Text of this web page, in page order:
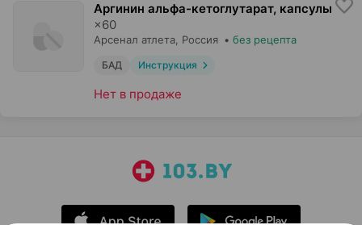
Аргинин альфа-кетоглутарат, капсулы
×60
Арсенал атлета, Россия • без рецепта
БАД Инструкция
Нет в продаже